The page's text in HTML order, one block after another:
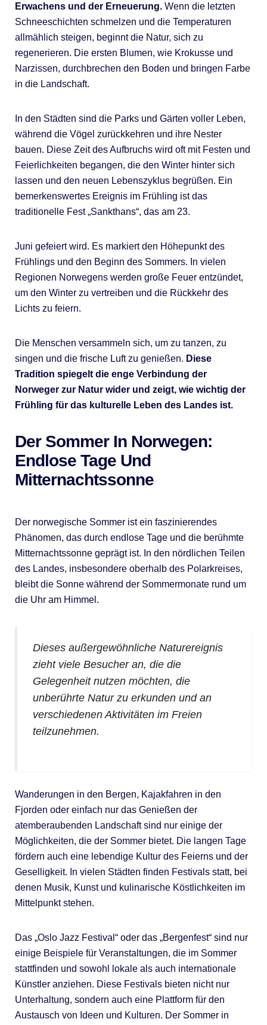
Erwachens und der Erneuerung.Wenn die letzten
Schneeschichten schmelzen und die Temperaturen
allmählich steigen, beginnt die Natur, sich zu
regenerieren. Die ersten Blumen, wie Krokusse und
Narzissen, durchbrechen den Boden und bringen Farbe
in die Landschaft.
In den Städten sind die Parks und Gärten voller Leben,
während die Vögel zurückkehren und ihre Nester
bauen. Diese Zeit des Aufbruchs wird oft mit Festen und
Feierlichkeiten begangen, die den Winter hinter sich
lassen und den neuen Lebenszyklus begrüßen. Ein
bemerkenswertes Ereignis im Frühling ist das
traditionelle Fest „Sankthans“, das am 23.
Juni gefeiert wird. Es markiert den Höhepunkt des
Frühlings und den Beginn des Sommers. In vielen
Regionen Norwegens werden große Feuer entzündet,
um den Winter zu vertreiben und die Rückkehr des
Lichts zu feiern.
Die Menschen versammeln sich, um zu tanzen, zu
singen und die frische Luft zu genießen. Diese
Tradition spiegelt die enge Verbindung der
Norweger zur Natur wider und zeigt, wie wichtig der
Frühling für das kulturelle Leben des Landes ist.
Der Sommer In Norwegen:
Endlose Tage Und
Mitternachtssonne
Der norwegische Sommer ist ein faszinierendes
Phänomen, das durch endlose Tage und die berühmte
Mitternachtssonne geprägt ist. In den nördlichen Teilen
des Landes, insbesondere oberhalb des Polarkreises,
bleibt die Sonne während der Sommermonate rund um
die Uhr am Himmel.
Dieses außergewöhnliche Naturereignis
zieht viele Besucher an, die die
Gelegenheit nutzen möchten, die
unberührte Natur zu erkunden und an
verschiedenen Aktivitäten im Freien
teilzunehmen.
Wanderungen in den Bergen, Kajakfahren in den
Fjorden oder einfach nur das Genießen der
atemberaubenden Landschaft sind nur einige der
Möglichkeiten, die der Sommer bietet. Die langen Tage
fördern auch eine lebendige Kultur des Feierns und der
Geselligkeit. In vielen Städten finden Festivals statt, bei
denen Musik, Kunst und kulinarische Köstlichkeiten im
Mittelpunkt stehen.
Das „Oslo Jazz Festival“ oder das „Bergenfest“ sind nur
einige Beispiele für Veranstaltungen, die im Sommer
stattfinden und sowohl lokale als auch internationale
Künstler anziehen. Diese Festivals bieten nicht nur
Unterhaltung, sondern auch eine Plattform für den
Austausch von Ideen und Kulturen. Der Sommer in